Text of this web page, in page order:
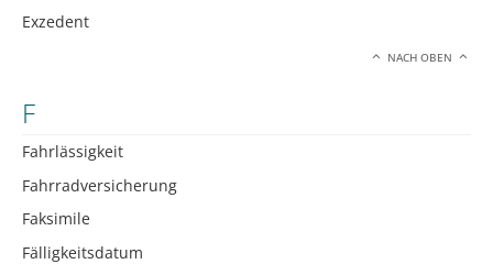
Exzedent
NACH OBEN
F
Fahrlässigkeit
Fahrradversicherung
Faksimile
Fälligkeitsdatum